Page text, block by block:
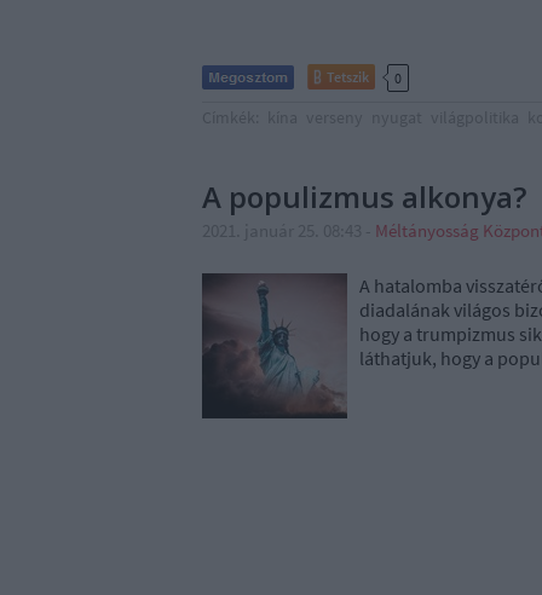
Tetszik 0
A populizmus alkonya?
Méltányosság
A hatalomba
diadalának világos
hogy a trumpizmus
láthatjuk, hogy a